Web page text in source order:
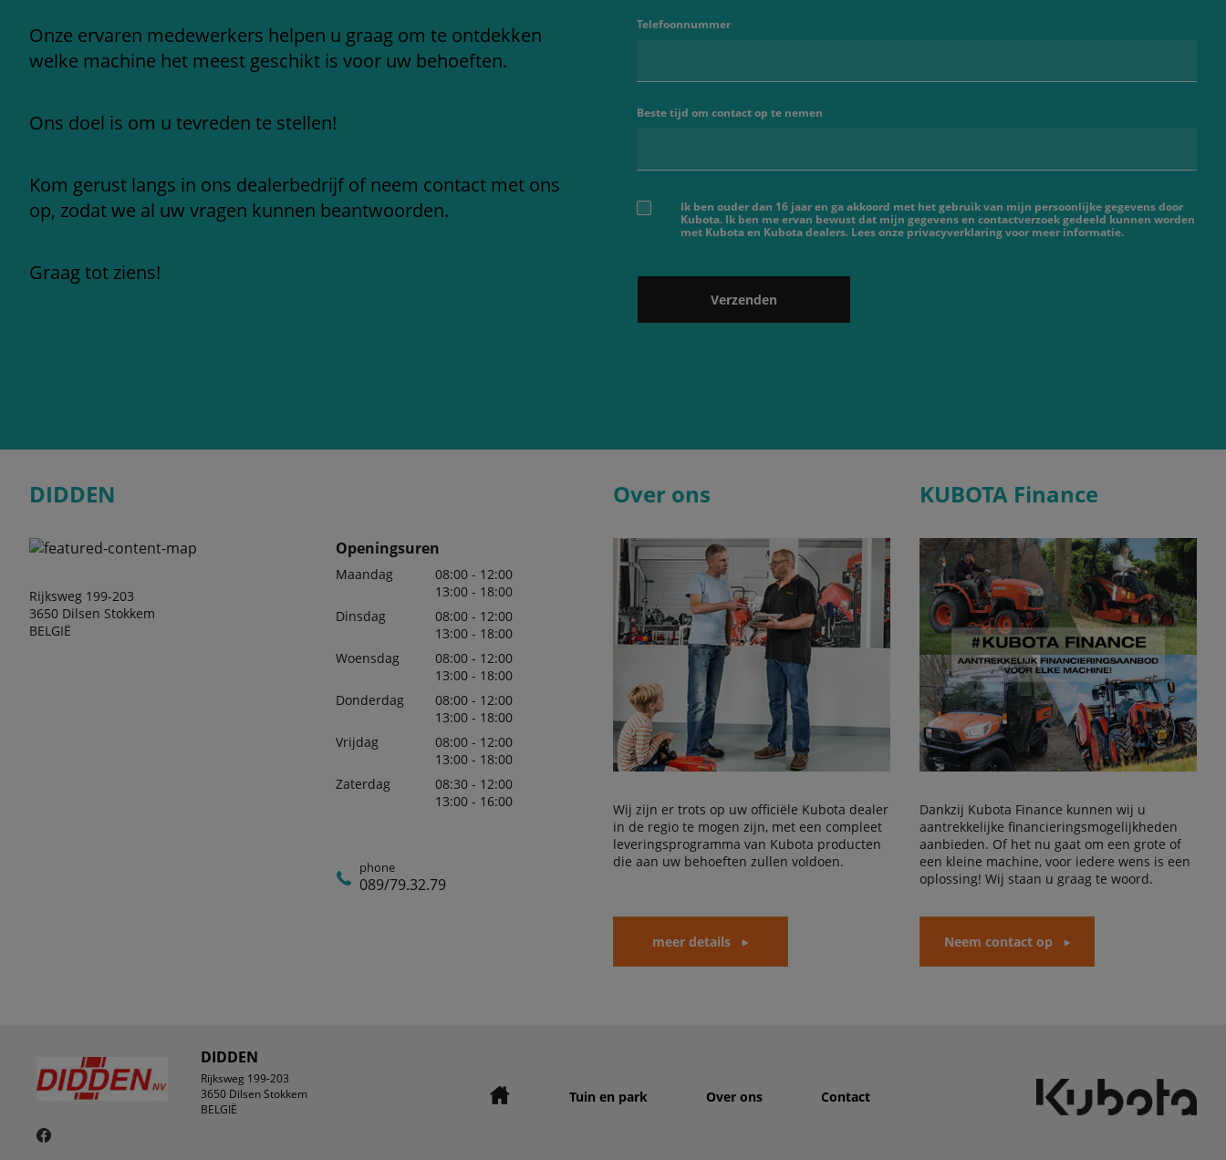
Onze ervaren medewerkers helpen u graag om te ontdekken
welke machine het meest geschikt is voor uw behoeften.
Ons doel is om u tevreden te stellen!
Kom gerust langs in ons dealerbedrijf of neem contact met ons
op, zodat we al uw vragen kunnen beantwoorden.
Graag tot ziens!
Telefoonnummer
Beste tijd om contact op te nemen
Ik ben ouder dan 16 jaar en ga akkoord met het gebruik van mijn persoonlijke gegevens door
Kubota. Ik ben me ervan bewust dat mijn gegevens en contactverzoek gedeeld kunnen worden
met Kubota en Kubota dealers. Lees onze privacyverklaring voor meer informatie.
Verzenden
DIDDEN
Rijksweg 199-203
3650 Dilsen Stokkem
BELGIË
Openingsuren
Maandag
08:00 - 12:00
13:00 - 18:00
Dinsdag
08:00 - 12:00
13:00 - 18:00
Woensdag
08:00 - 12:00
13:00 - 18:00
Donderdag
08:00 - 12:00
13:00 - 18:00
Vrijdag
08:00 - 12:00
13:00 - 18:00
Zaterdag
08:30 - 12:00
13:00 - 16:00
phone
089/79.32.79
Over ons
Wij zijn er trots op uw officiële Kubota dealer
in de regio te mogen zijn, met een compleet
leveringsprogramma van Kubota producten
die aan uw behoeften zullen voldoen.
meer details
KUBOTA Finance
Dankzij Kubota Finance kunnen wij u
aantrekkelijke financieringsmogelijkheden
aanbieden. Of het nu gaat om een grote of
een kleine machine, voor iedere wens is een
oplossing! Wij staan u graag te woord.
Neem contact op
DIDDEN
Rijksweg 199-203
3650 Dilsen Stokkem
BELGIË
Tuin en park Over ons Contact